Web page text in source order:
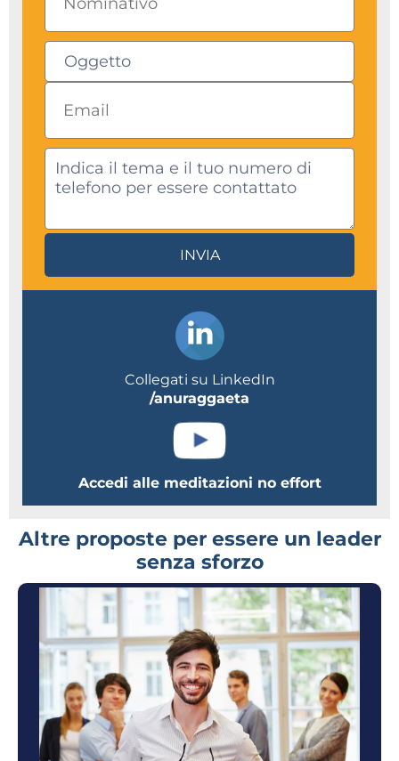
INVIA
Collegati su LinkedIn
/anuraggaeta
Accedi alle meditazioni no effort
Altre proposte per essere un leader
senza sforzo